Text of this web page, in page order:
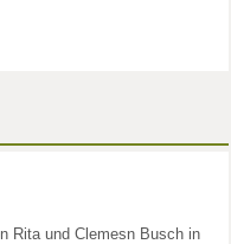
Rita und Clemesn Busch in